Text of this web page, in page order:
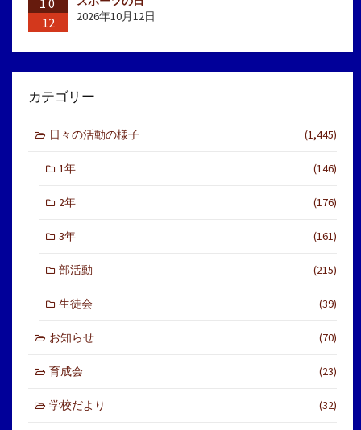
10
12
2026年10月12日
カテゴリー
日々の活動の様子 (1,445)
1年 (146)
2年 (176)
3年 (161)
部活動 (215)
生徒会 (39)
お知らせ (70)
育成会 (23)
学校だより (32)